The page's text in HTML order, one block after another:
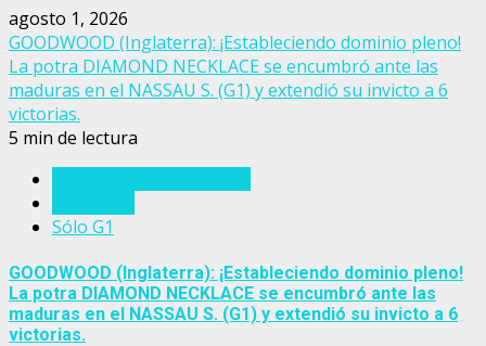
agosto 1, 2026
GOODWOOD (Inglaterra): ¡Estableciendo dominio pleno!
La potra DIAMOND NECKLACE se encumbró ante las
maduras en el NASSAU S. (G1) y extendió su invicto a 6
victorias.
5 min de lectura
Sólo G1
GOODWOOD (Inglaterra): ¡Estableciendo dominio pleno!
La potra DIAMOND NECKLACE se encumbró ante las
maduras en el NASSAU S. (G1) y extendió su invicto a 6
victorias.